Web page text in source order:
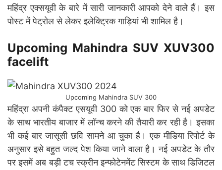
महिंद्र एक्सयूवी के बारे में सारी जानकारी आपको देने वाले हैं। इस
पोस्ट में पेट्रोल से लेकर इलेक्ट्रिक गाड़ियां भी शामिल है।
Upcoming Mahindra SUV XUV300
facelift
Upcoming Mahindra SUV 300
महिंद्रा अपनी कंपैक्ट एसयूवी 300 को एक बार फिर से नई अपडेट
के साथ भारतीय बाजार में लॉन्च करने की तैयारी कर रही है। इसका
भी कई बार जासूसी छवि सामने आ चुका है। एक मीडिया रिपोर्ट के
अनुसार इसे बहुत जल्द पेश किया जाने वाला है। नई अपडेट के तौर
पर इसमें अब बड़ी टच स्क्रीन इन्फोटेनमेंट सिस्टम के साथ डिजिटल